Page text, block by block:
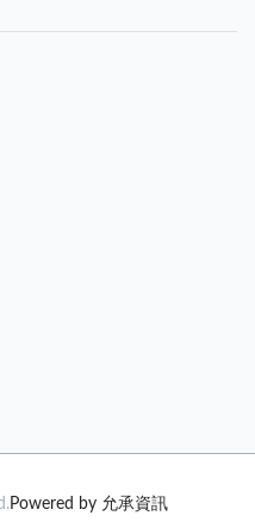
Powered by 允承資訊